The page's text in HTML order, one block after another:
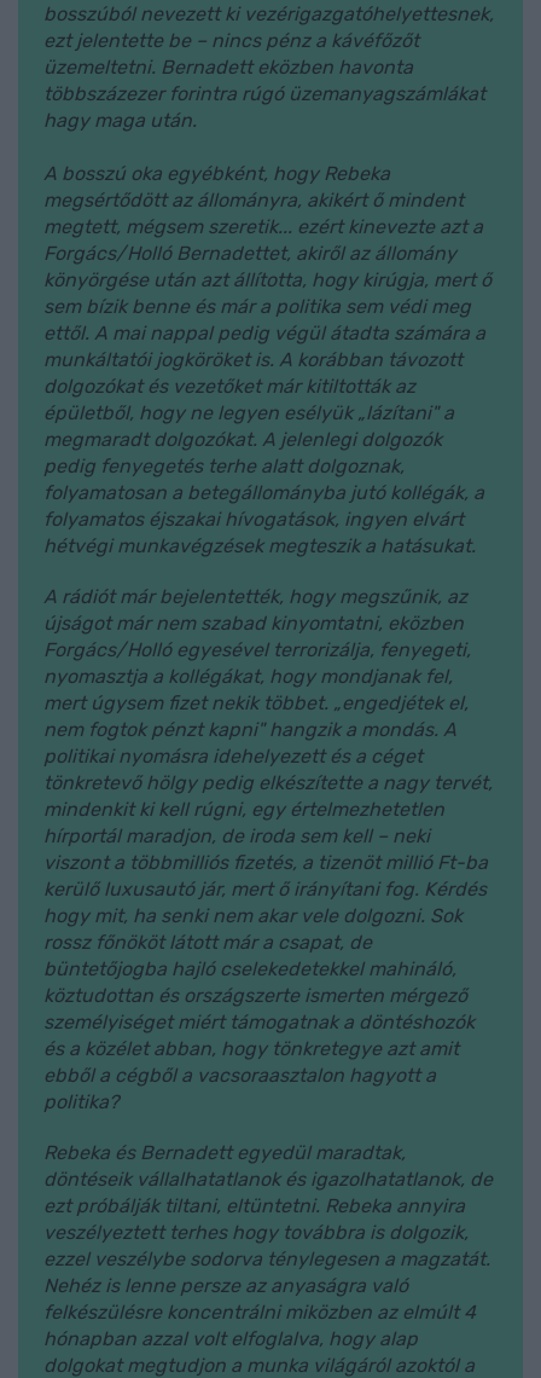
bosszúból nevezett ki vezérigazgatóhelyettesnek,
ezt jelentette be – nincs pénz a kávéfőzőt
üzemeltetni. Bernadett eközben havonta
többszázezer forintra rúgó üzemanyagszámlákat
hagy maga után.
A bosszú oka egyébként, hogy Rebeka
megsértődött az állományra, akikért ő mindent
megtett, mégsem szeretik... ezért kinevezte azt a
Forgács/Holló Bernadettet, akiről az állomány
könyörgése után azt állította, hogy kirúgja, mert ő
sem bízik benne és már a politika sem védi meg
ettől. A mai nappal pedig végül átadta számára a
munkáltatói jogköröket is. A korábban távozott
dolgozókat és vezetőket már kitiltották az
épületből, hogy ne legyen esélyük „lázítani" a
megmaradt dolgozókat. A jelenlegi dolgozók
pedig fenyegetés terhe alatt dolgoznak,
folyamatosan a betegállományba jutó kollégák, a
folyamatos éjszakai hívogatások, ingyen elvárt
hétvégi munkavégzések megteszik a hatásukat.
A rádiót már bejelentették, hogy megszűnik, az
újságot már nem szabad kinyomtatni, eközben
Forgács/Holló egyesével terrorizálja, fenyegeti,
nyomasztja a kollégákat, hogy mondjanak fel,
mert úgysem fizet nekik többet. „engedjétek el,
nem fogtok pénzt kapni" hangzik a mondás. A
politikai nyomásra idehelyezett és a céget
tönkretevő hölgy pedig elkészítette a nagy tervét,
mindenkit ki kell rúgni, egy értelmezhetetlen
hírportál maradjon, de iroda sem kell – neki
viszont a többmilliós fizetés, a tizenöt millió Ft-ba
kerülő luxusautó jár, mert ő irányítani fog. Kérdés
hogy mit, ha senki nem akar vele dolgozni. Sok
rossz főnököt látott már a csapat, de
büntetőjogba hajló cselekedetekkel mahináló,
köztudottan és országszerte ismerten mérgező
személyiséget miért támogatnak a döntéshozók
és a közélet abban, hogy tönkretegye azt amit
ebből a cégből a vacsoraasztalon hagyott a
politika?
Rebeka és Bernadett egyedül maradtak,
döntéseik vállalhatatlanok és igazolhatatlanok, de
ezt próbálják tiltani, eltüntetni. Rebeka annyira
veszélyeztett terhes hogy továbbra is dolgozik,
ezzel veszélybe sodorva ténylegesen a magzatát.
Nehéz is lenne persze az anyaságra való
felkészülésre koncentrálni miközben az elmúlt 4
hónapban azzal volt elfoglalva, hogy alap
dolgokat megtudjon a munka világáról azoktól a